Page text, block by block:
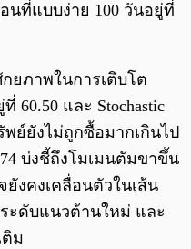
นที่แบบง่าย 100 วันอยู่ที่
ยภาพในการเติบโต
60.50 และ Stochastic
ย์ยังไม่ถูกซื้อมากเกินไป
บ่งชี้ถึงโมเมนตัมขาขึ้น
ยังคงเคลื่อนตัวในเส้น
ะดับแนวต้านใหม่ และ
ติม